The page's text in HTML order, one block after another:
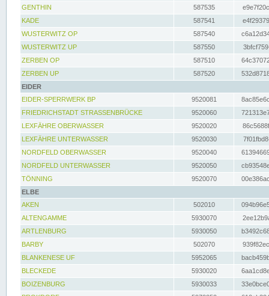
GENTHIN
587535
KADE
587541
WUSTERWITZ OP
587540
WUSTERWITZ UP
587550
ZERBEN OP
587510
ZERBEN UP
587520
EIDER
EIDER-SPERRWERK BP
9520081
FRIEDRICHSTADT STRASSENBRÜCKE
9520060
LEXFÄHRE OBERWASSER
9520020
LEXFÄHRE UNTERWASSER
9520030
NORDFELD OBERWASSER
9520040
NORDFELD UNTERWASSER
9520050
TÖNNING
9520070
ELBE
AKEN
502010
ALTENGAMME
5930070
ARTLENBURG
5930050
BARBY
502070
BLANKENESE UF
5952065
BLECKEDE
5930020
BOIZENBURG
5930033